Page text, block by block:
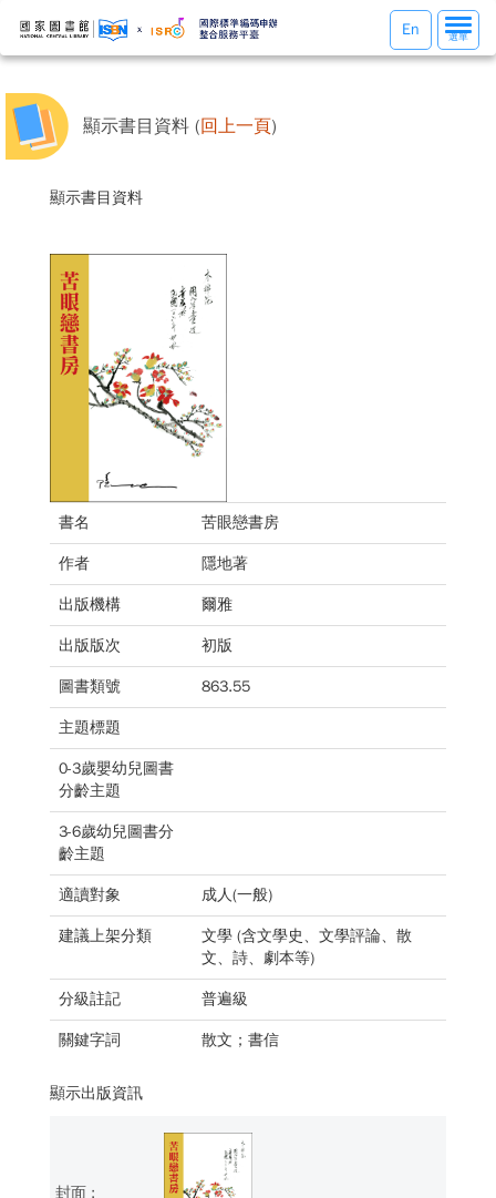
選
單
選單
En
顯示書目資料 (回上一頁)
顯示書目資料
書名 苦眼戀書房
作者 隱地著
出版機構 爾雅
出版版次 初版
圖書類號 863.55
主題標題
0-3歲嬰幼兒圖書
分齡主題
3-6歲幼兒圖書分
齡主題
適讀對象 成人(一般)
建議上架分類
文學 (含文學史、文學評論、散
文、詩、劇本等)
分級註記 普遍級
關鍵字詞 散文；書信
顯示出版資訊